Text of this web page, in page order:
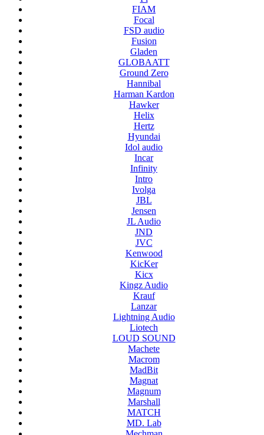
FIAM
Focal
FSD audio
Fusion
Gladen
GLOBAATT
Ground Zero
Hannibal
Harman Kardon
Hawker
Helix
Hertz
Hyundai
Idol audio
Incar
Infinity
Intro
Ivolga
JBL
Jensen
JL Audio
JND
JVC
Kenwood
KicKer
Kicx
Kingz Audio
Krauf
Lanzar
Lightning Audio
Liotech
LOUD SOUND
Machete
Macrom
MadBit
Magnat
Magnum
Marshall
MATCH
MD. Lab